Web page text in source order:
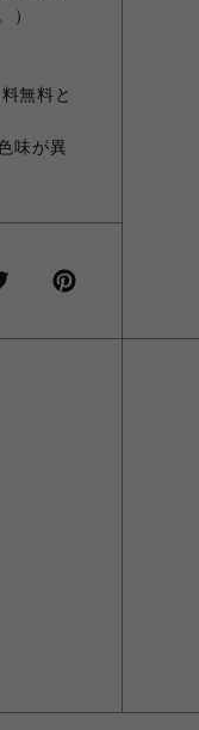
）
無料と
味が異